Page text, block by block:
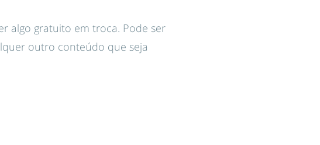
algo gratuito em troca. Pode ser
outro conteúdo que seja